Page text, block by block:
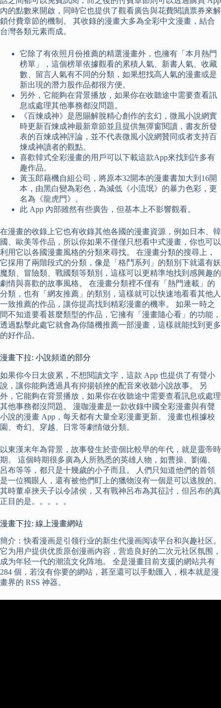
內的點數來開啟，同時它也提供了觀看廣告與花費閱讀票券來解
鎖付費章節的機制。 其收錄的漫畫大多為全彩中文漫畫，結合
台灣各類元素而成。
它除了有依照月份推薦的精選漫畫外，也擁有「本月熱門
榜單」，這個榜單依據觀看的累積人氣、新書人氣、收藏
數、留言人氣有不同的分類，如果想找高人氣的漫畫或是
新出現的潛力股作品都很方便。
另外，它能夠在背景播放，如果你在收聽途中需要查看訊
息或處理其他事務都沒問題。
《百煉成神》是恩賜解脫精心創作的玄幻，微風小說網實
時更新百煉成神最新章節並且提供無彈窗閱讀，書友所發
表的百煉成神評論，並不代表微風小說網贊同或者支持百
煉成神讀者的觀點。
喜歡韓式全彩漫畫的用戶可以下載這款App來找到許多有
趣作品。
黃玉郎藉機自組公司，將原本32開本的漫畫書加大到16開
本，由黑白變為彩色，為減低《小流氓》的暴力色彩，更
名為《龍虎門》。
此 App 內部雖然有些廣告，但基本上不影響觀看。
在漫畫的收錄上它也有收錄其他各國的漫畫資源，例如日本、韓
國、歐美等作品，所以你如果不僅僅只想看中式漫畫，你也可以
利用它以各國漫畫風格的分類來尋找。 在漫畫分類的搜尋上，
它採用了兩階段式的分類，像是「格鬥系列」的類別下就還有妖
魔類、冒險類、戰國類等類別，這樣可以更精準地找到感興趣的
劇情與喜歡的故事風格。 在漫畫分類裡不僅有「熱門連載」的
分類，也有「網友推薦」的類別，這樣就可以快速地看看其他人
一致推薦的作品，讓你提高找到精彩漫畫的機率。 如果一時之
間不知道要看甚麼類型的作品，它擁有「漫畫隨心看」的功能，
透過點擊此處它就會為你隨機推薦一部漫畫，這樣就能找到更多
的好作品。
漫畫下拉: 小說頻道的部分
如果你今日太疲累，不想閱讀文字，這款 App 也提供了有聲小
說，讓你能夠透過具有抑揚頓挫的配音來收聽小說故事。 另
外，它能夠在背景播放，如果你在收聽途中需要查看訊息或處理
其他事務都沒問題。 漫咖漫畫是一款收錄中國全彩漫畫與有聲
小說的漫畫 App，每天都有大量全彩漫畫更新。 漫畫也根據校
園、奇幻、穿越、日常等劇情做分類。
以東漢末年為背景，故事發生於壹個比較早的年代，就是靈帝時
期。 這個時期很多廣為人所熟悉的英雄人物，如曹操、劉備、
呂布等等，都只是十幾歲的小子而且。 人們只知道他們的首領
是一位獨眼人，還有被他們盯上的獵物沒有一個是可以逃脫的。
其時董卓挾天子以令諸侯，又有戰神呂布為其征討，但呂布的真
正目的是。。。。。
漫畫下拉: 線上漫畫網站
簡介：快看漫画是引领行业的新生代漫画阅读平台和兴趣社区。
它为用户提供优质原创漫画内容，营造良好的二次元社区氛围，
成为年轻一代的潮流文化阵地。 全是漫畫目前支援的網站共有
284 個，若沒有你要的網站，甚至還可以手動匯入，根本就是漫
畫界的 RSS 神器。